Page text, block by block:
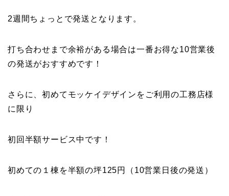
2週間ちょっとで発送となります。
打ち合わせまで余裕がある場合は一番お得な10営業後
の発送がおすすめです！
さらに、初めてモッケイデザインをご利用の工務店様
に限り
初回半額サービス中です！
初めての１棟を半額の坪125円（10営業日後の発送）